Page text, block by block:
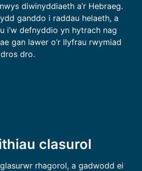
diwinyddiaeth a’r Hebraeg.
ganddo i raddau helaeth, a
i’w defnyddio yn hytrach nag
gan lawer o’r llyfrau rwymiad
dro.
clasurol
rhagorol, a gadwodd ei